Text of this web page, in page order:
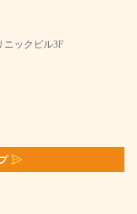
ニックビル3F